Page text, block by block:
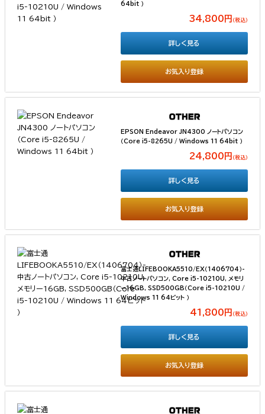
64bit ）
34,800円 （税込）
お気入り登録
詳しく見る
EPSON Endeavor JN4300 ノートパソコン
（Core i5-8265U / Windows 11 64bit ）
24,800円 （税込）
お気入り登録
詳しく見る
富士通LIFEBOOKA5510/EX（1406704）-
中古ノートパソコン, Core i5-10210U, メモリ
ー16GB, SSD500GB（Core i5-10210U /
Windows 11 64ビット ）
41,800円 （税込）
お気入り登録
詳しく見る